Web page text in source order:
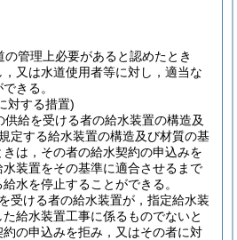
の管理上必要があると認めたとき
又は水道使用者等に対し，適当な
きる。
対する措置)
供給を受ける者の給水装置の構造及
定する給水装置の構造及び材質の基
は，その者の給水契約の申込みを
装置をその基準に適合させるまで
水を停止することができる。
受ける者の給水装置が，指定給水装
給水装置工事に係るものでないと
の申込みを拒み，又はその者に対